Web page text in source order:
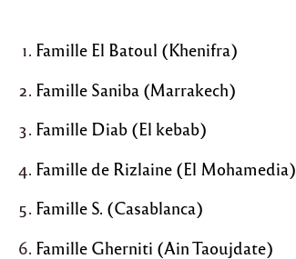
Famille El Batoul (Khenifra)
Famille Saniba (Marrakech)
Famille Diab (El kebab)
Famille de Rizlaine (El Mohamedia)
Famille S. (Casablanca)
Famille Gherniti (Ain Taoujdate)